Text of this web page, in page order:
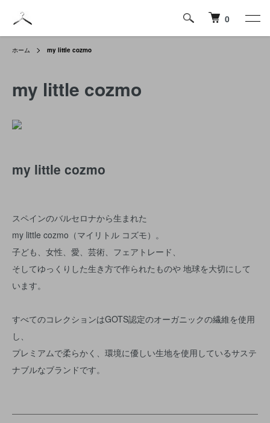
0
ホーム my little cozmo
my little cozmo
my little cozmo
スペインのバルセロナから生まれた
my little cozmo（マイリトル コズモ）。
子ども、女性、愛、芸術、フェアトレード、
そしてゆっくりした生き方で作られたものや 地球を大切にして
います。
すべてのコレクションはGOTS認定のオーガニックの繊維を使用
し、
プレミアムで柔らかく、環境に優しい生地を使用しているサステ
ナブルなブランドです。